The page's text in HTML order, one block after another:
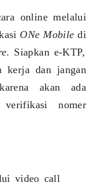
online melalui
ONe Mobile di
. Siapkan e-KTP,
kerja dan jangan
akan ada
nomer
video call